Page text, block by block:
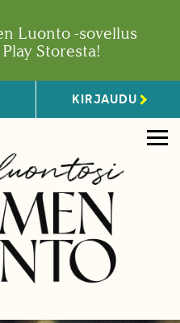
Luonto -sovellus
Storesta!
KIRJAUDU